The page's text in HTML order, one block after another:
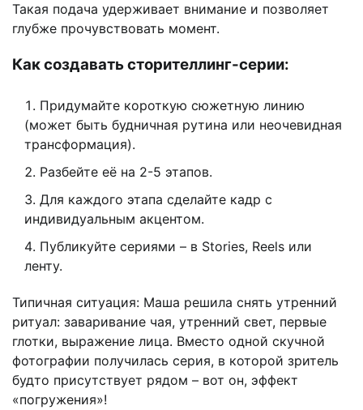
Такая подача удерживает внимание и позволяет
глубже прочувствовать момент.
Как создавать сторителлинг-серии:
Придумайте короткую сюжетную линию
(может быть будничная рутина или неочевидная
трансформация).
Разбейте её на 2-5 этапов.
Для каждого этапа сделайте кадр с
индивидуальным акцентом.
Публикуйте сериями – в Stories, Reels или
ленту.
Типичная ситуация: Маша решила снять утренний
ритуал: заваривание чая, утренний свет, первые
глотки, выражение лица. Вместо одной скучной
фотографии получилась серия, в которой зритель
будто присутствует рядом – вот он, эффект
«погружения»!